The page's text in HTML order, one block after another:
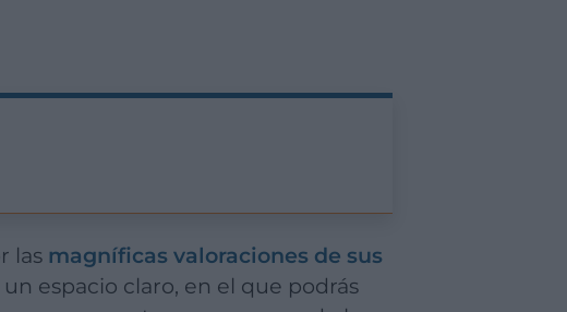
las magníficas valoraciones de sus
espacio claro, en el que podrás